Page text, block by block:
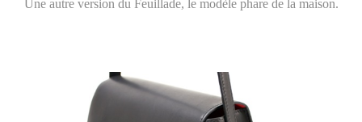
Une autre version du Feuillade, le modèle phare de la maison.